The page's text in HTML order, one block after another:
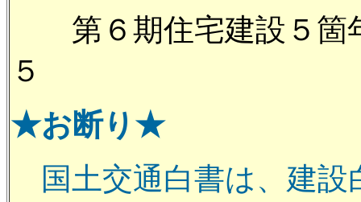
第６期住宅建設５箇
５
★お断り★
国土交通白書は、建